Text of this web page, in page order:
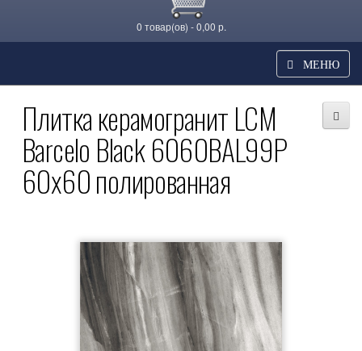
0 товар(ов) - 0,00 р.
МЕНЮ
Плитка керамогранит LCM
Barcelo Black 6060BAL99P
60x60 полированная